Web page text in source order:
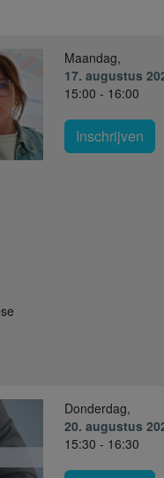
Maandag,
17. augustus
15:00 - 16:00
Inschrijven
Donderdag,
20. augustus
15:30 - 16:30